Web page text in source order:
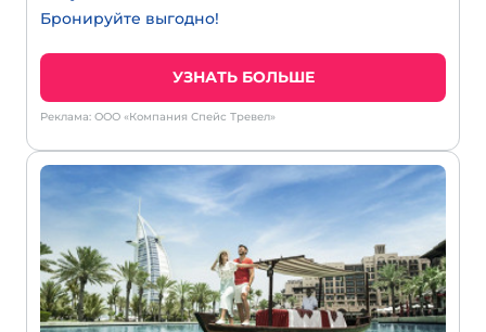
Бронируйте выгодно!
УЗНАТЬ БОЛЬШЕ
Реклама: ООО «Компания Спейс Тревел»